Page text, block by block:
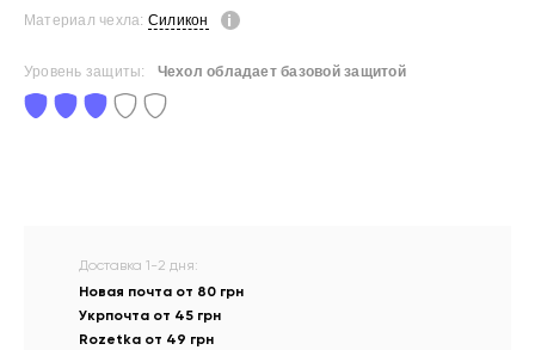
Материал чехла: Силикон
Уровень защиты: Чехол обладает базовой защитой
Доставка 1-2 дня:
Новая почта от 80 грн
Укрпочта от 45 грн
Rozetka от 49 грн